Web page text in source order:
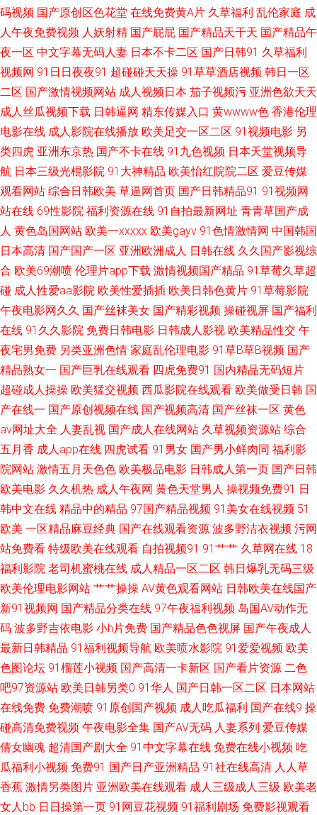
人 日日摸夜夜爽 草逼视频高清无码 色色的网 91足交视频丝袜 男人天堂网址
91社区在线免费观看 久久熟女国产精品 91次元黄人版 国产精品日本免费 影
91资源在线播放 欧美视频性爱TV 91福利导航网站 久久福利影业 91豆花 久
久精品久久 91草草激情网 国产成人三级网址 91成人进入人口视频 黑丝在线
喷水播放 亚洲777色图 大香蕉伊人婷婷 91播放 國産AV天美傳媒 影音先锋AV
草莓 爱豆文化传媒精品网站 亚州AV福利 第一福利视频导航 色蜜桃av免费羞
羞 91在现免费网站 人人操很很干 www91尤物网 99精品热看 91高清无码看
片 久热www 午夜免费试看视频P 91黄色直播小电影 日韩新片网A片 91超碰
蜜臀 色色日b电影天堂 av日韩高清在线 色91蝌蚪视频 91网站在线免费观看
下载 亚欧伦理导航 国产影院在线观看 最新国产TS人妖网站 青草社区在线 91
先锋a片 超碰艹艹 婷婷五月天女人图 黄页91网看黄 91精品熟妇视频 蜜桃入
口 91婷婷超碰 欧美拍拍视频 操碰操碰 午夜福利影院网址 操逼福利网 午夜
寂寞精品影院 狠狠成人集合 91视频91 欧美色色欧美sss 91內射 欧美不卡码
精品综合人妻在线 91超碰导航 福利姬在线自慰喷水 91jupao 91入囗 东方va
产精品 熟女啪啪一区二区三区 不卡的av网站在线 桃色9l视频网站 国产青青
草热热热 91传媒免费观看视频 老湿机私人 91露脸黑丝 老司机福利 91黄色
变态视频 九十一官方网站含羞草 91精彩对白在线观看 色色五月热 传媒视频
一区免费播放 在线观看网站黄 黄色二级特片 91啪国伊人 男人天堂色男人A
片 91深夜福利网址 91传禖 玖玖偷拍热 日本岛国大片 91极品视觉 免费观看
成人18 91人妻吸奶水91网站 人人爽爽91 99热婷 瑟瑟91 成人精品国产精品
码视频 国产原创区色花堂 在线免费黄A片 久草福利 乱伦家庭 成
人午夜免费视频 人妖射精 国产屁屁 国产精品天干天 国产精品午
夜一区 中文字幕无码人妻 日本不卡二区 国产日韩91 久草福利
视频网 91日日夜夜91 超碰碰天天操 91草草酒店视频 韩日一区
二区 国产激情视频网站 成人视频日本 茄子视频污 亚洲色欲天天
成人丝瓜视频下载 日韩逼网 精东传媒入口 黄wwww色 香港伦理
电影在线 成人影院在线播放 欧美足交一区二区 91视频电影 另
类四虎 亚洲东京热 国产不卡在线 91九色视频 日本天堂视频导
航 日本三级光棍影院 91大神精品 欧美怡红院院二区 爱豆传媒
观看网站 综合日韩欧美 草逼网首页 国产日韩精品91 91视频网
站在线 69性影院 福利资源在线 91自拍最新网址 青青草国产成
人 黄色岛国网站 欧美一xxxxx 欧美gayv 91色情激情网 中国韩国
日本高清 国产国产一区 亚洲欧洲成人 日韩在线 久久国产影视综
合 欧美69潮喷 伦理片app下载 激情视频国产精品 91草莓久草超
碰 成人性爱aa影院 欧美性爱插插 欧美日韩色黄片 91草莓影院
午夜电影网久久 国产丝袜美女 国产精彩视频 操碰视屏 国产福利
在线 91久久影院 免费日韩电影 日韩成人影视 欧美精品性交 午
夜宅男免费 另类亚洲色情 家庭乱伦理电影 91草B草B视频 国产
精品熟女一 国产巨乳在线观看 四虎免费91 国内精品无码短片
超碰成人操操 欧美猛交视频 西瓜影院在线观看 欧美做受日韩 国
产在线一 国产原创视频在线 国产视频高清 国产丝袜一区 黄色
av网址大全 人妻乱视 国产成人在线网站 久草视频资源站 综合
五月香 成人app在线 四虎试看 91男女 国产男小鲜肉同 福利影
院网站 激情五月天色色 欧美极品电影 日韩成人第一页 国产日韩
欧美电影 久久机热 成人午夜网 黄色天堂男人 操视频免费91 日
韩中文在线 精品中的精品 97国产精品视频 91美女在线视频 51
欧美 一区精品麻豆经典 国产在线观看资源 波多野洁衣视频 污网
站免费看 特级欧美在线观看 自拍视频91 91艹艹 久草网在线 18
福利影院 老司机蜜桃在线 成人精品一区二区 韩日爆乳无码三级
欧美伦理电影网站 艹艹操操 AV黄色观看网站 日韩欧美在线国产
新91视频网 国产精品分类在线 97午夜福利视频 岛国AV动作无
码 波多野吉依电影 小h片免费 国产精品色色视屏 国产午夜成人
最新日韩精品 91福利视频导航 欧美喷水影院 91爱爱视频 欧美
色图论坛 91榴莲小视频 国产高清一卡新区 国产看片资源 二色
吧97资源站 欧美日韩另类0 91华人 国产日韩一区二区 日本网站
在线免费 免费潮喷 91原创国产视频 成人吃瓜福利 国产在线9 操
碰高清免费视频 午夜电影全集 国产AV无码 人妻系列 爱豆传媒
倩女幽魂 超清国产剧大全 91中文字幕在线 免费在线小视频 吃
瓜福利小视频 免费91 国产日产亚洲精品 91社在线高清 人人草
香蕉 激情另类图片 亚洲欧美在线观看 成人三级成人三级 欧美老
女人bb 日日操第一页 91网豆花视频 91福利剧场 免费影视观看